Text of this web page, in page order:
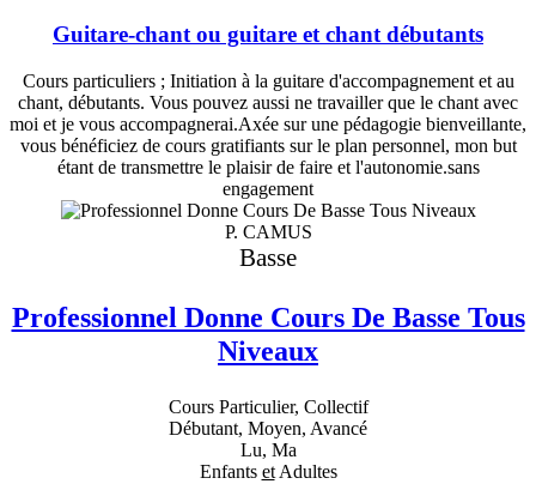
Guitare-chant ou guitare et chant débutants
Cours particuliers ; Initiation à la guitare d'accompagnement et au
chant, débutants. Vous pouvez aussi ne travailler que le chant avec
moi et je vous accompagnerai.Axée sur une pédagogie bienveillante,
vous bénéficiez de cours gratifiants sur le plan personnel, mon but
étant de transmettre le plaisir de faire et l'autonomie.sans
engagement
P. CAMUS
Basse
Professionnel Donne Cours De Basse Tous
Niveaux
Cours Particulier, Collectif
Débutant, Moyen, Avancé
Lu, Ma
Enfants etAdultes